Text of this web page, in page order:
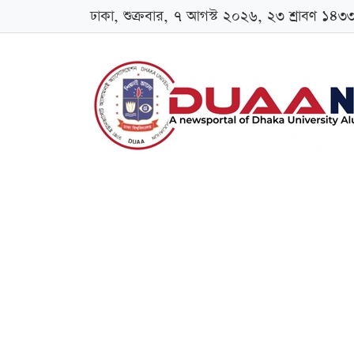
ঢাকা, শুক্রবার, ৭ আগস্ট ২০২৬, ২৩ শ্রাবণ